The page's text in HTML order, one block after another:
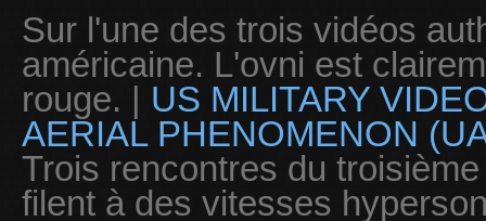
Sur l'une des trois vidéos
américaine. L'ovni est
rouge. | US MILITARY
AERIAL PHENOMENON
Trois rencontres du
filent à des vitesses